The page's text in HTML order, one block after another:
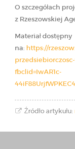
O szczegółach
z Rzeszowskiej
Materiał dostępny
na: https://
fbclid=IwAR1c-
Źródło artykułu: